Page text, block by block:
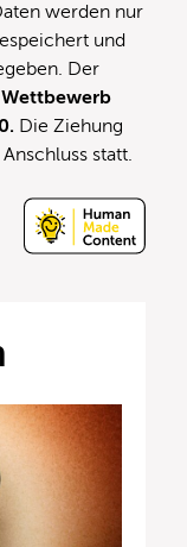
werden nur
und
Der
Die Ziehung
statt.